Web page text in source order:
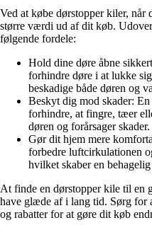
Ved at købe dørstopper kiler,
større værdi ud af dit køb.
følgende fordele:
Hold dine døre åbne
forhindre døre i at lukke
beskadige både døren og
Beskyt dig mod skader:
forhindre, at fingre, tæer
døren og forårsager skader.
Gør dit hjem mere
forbedre luftcirkulationen
hvilket skaber en
At finde en dørstopper kile til en
have glæde af i lang tid. Sørg for
og rabatter for at gøre dit køb